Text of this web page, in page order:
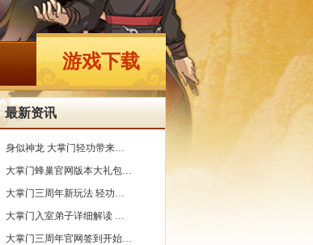
游戏下载
最新资讯
身似神龙 大掌门轻功带来…
大掌门蜂巢官网版本大礼包…
大掌门三周年新玩法 轻功…
大掌门入室弟子详细解读 …
大掌门三周年官网签到开始…